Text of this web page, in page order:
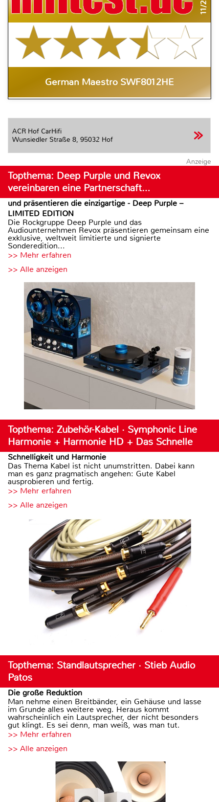
German Maestro SWF8012HE
ACR Hof CarHifi
Wunsiedler Straße 8, 95032 Hof
Anzeige
Topthema: Deep Purple und Revox
vereinbaren eine Partnerschaft…
und präsentieren die einzigartige - Deep Purple –
LIMITED EDITION
Die Rockgruppe Deep Purple und das
Audiounternehmen Revox präsentieren gemeinsam eine
exklusive, weltweit limitierte und signierte
Sonderedition...
>> Mehr erfahren
>> Alle anzeigen
Topthema: Zubehör-Kabel · Symphonic Line
Harmonie + Harmonie HD + Das Schnelle
Schnelligkeit und Harmonie
Das Thema Kabel ist nicht unumstritten. Dabei kann
man es ganz pragmatisch angehen: Gute Kabel
ausprobieren und fertig.
>> Mehr erfahren
>> Alle anzeigen
Topthema: Standlautsprecher · Stieb Audio
Patos
Die große Reduktion
Man nehme einen Breitbänder, ein Gehäuse und lasse
im Grunde alles weitere weg. Heraus kommt
wahrscheinlich ein Lautsprecher, der nicht besonders
gut klingt. Es sei denn, man weiß, was man tut.
>> Mehr erfahren
>> Alle anzeigen